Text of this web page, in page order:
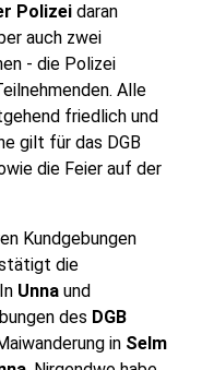
Polizei daran
auch zwei
- die Polizei
Alle
friedlich und
gilt für das DGB
die Feier auf der
Kundgebungen
die
Unna und
des DGB
in Selm